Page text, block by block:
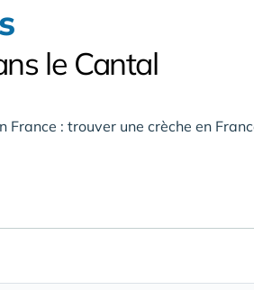
le Cantal
France : trouver une crèche en